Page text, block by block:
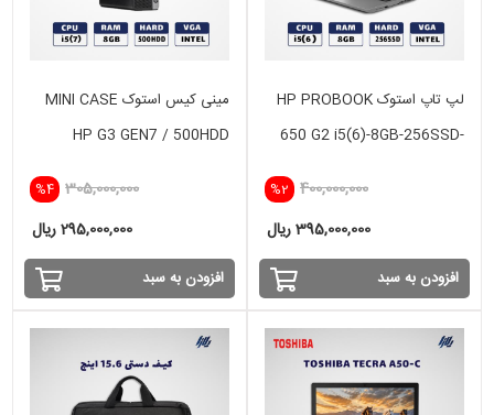
لپ تاپ استوک HP PROBOOK
650 G2 i5(6)-8GB-256SSD-
%2 400,000,000
395,000,000 ریال
افزودن به سبد
مینی کیس استوک MINI CASE
HP G3 GEN7 / 500HDD
%4 305,000,000
295,000,000 ریال
افزودن به سبد